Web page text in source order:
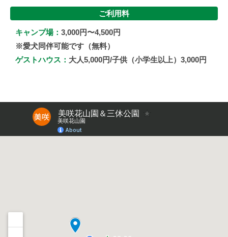
ご利用料
キャンプ場： 3,000円〜4,500円
※愛犬同伴可能です（無料）
ゲストハウス： 大人5,000円/子供（小学生以上）3,000円